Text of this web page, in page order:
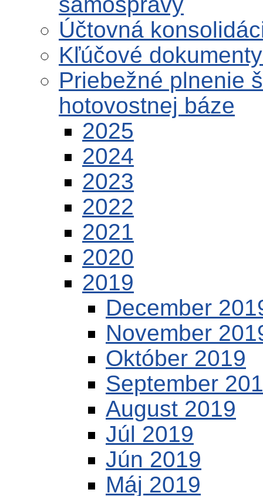
Účtovná
Kľúčové
Priebežné plnenie
hotovostnej báze
2025
2024
2023
2022
2021
2020
2019
December
November
Október 2019
September
August 2019
Júl 2019
Jún 2019
Máj 2019